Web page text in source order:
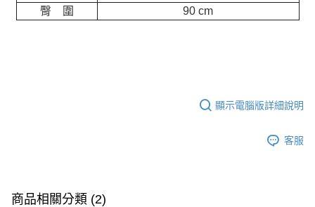
臀 圍
90 cm
顯示電腦版詳細說明
客服
商品相關分類 (2)